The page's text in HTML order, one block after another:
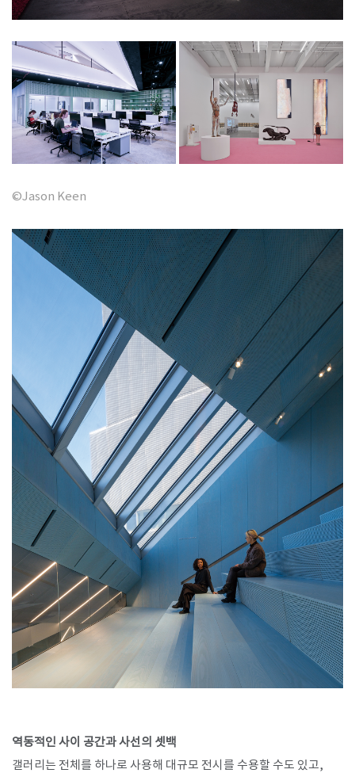
©Jason Keen
역동적인 사이 공간과 사선의 셋백
갤러리는 전체를 하나로 사용해 대규모 전시를 수용할 수도 있고,